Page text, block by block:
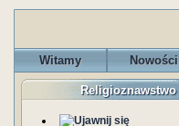
Witamy Nowości
Religioznawstwo